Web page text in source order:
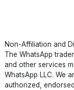
Non-Affiliation and
The WhatsApp
and other services
WhatsApp LLC. We
authorized,